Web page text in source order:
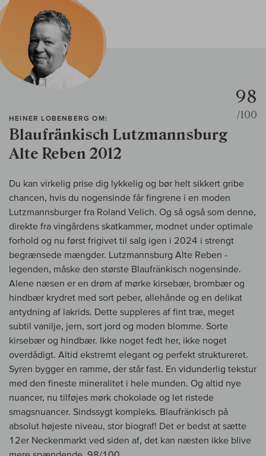
HEINER LOBENBERG OM:
Blaufränkisch Lutzmannsburg
Alte Reben 2012
98
/100
Du kan virkelig prise dig lykkelig og bør helt sikkert gribe
chancen, hvis du nogensinde får fingrene i en moden
Lutzmannsburger fra Roland Velich. Og så også som denne,
direkte fra vingårdens skatkammer, modnet under optimale
forhold og nu først frigivet til salg igen i 2024 i strengt
begrænsede mængder. Lutzmannsburg Alte Reben -
legenden, måske den største Blaufränkisch nogensinde.
Alene næsen er en drøm af mørke kirsebær, brombær og
hindbær krydret med sort peber, allehånde og en delikat
antydning af lakrids. Dette suppleres af fint træ, meget
subtil vanilje, jern, sort jord og moden blomme. Sorte
kirsebær og hindbær. Ikke noget fedt her, ikke noget
overdådigt. Altid ekstremt elegant og perfekt struktureret.
Syren bygger en ramme, der står fast. En vidunderlig tekstur
med den fineste mineralitet i hele munden. Og altid nye
nuancer, nu tilføjes mørk chokolade og let ristede
smagsnuancer. Sindssygt kompleks. Blaufränkisch på
absolut højeste niveau, stor biograf! Det er bedst at sætte
12er Neckenmarkt ved siden af, det kan næsten ikke blive